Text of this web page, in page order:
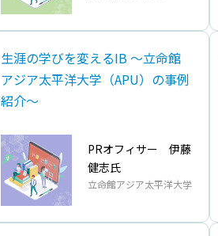
⽣涯の学びを変えるIB 〜⽴命館
アジア太平洋⼤学（APU）の事例
紹介～
PRオフィサー 伊藤
健志氏
⽴命館アジア太平洋⼤学